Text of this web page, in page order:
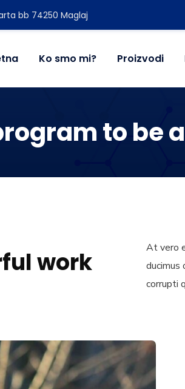
bb 74250 Maglaj
Ko smo mi? Proizvodi
to be
work
At vero
ducimus
corrupti